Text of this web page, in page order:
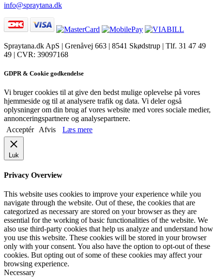
info@spraytana.dk
Spraytana.dk ApS | Grenåvej 663 | 8541 Skødstrup | Tlf. 31 47 49
49 | CVR: 39097168
GDPR & Cookie godkendelse
Vi bruger cookies til at give den bedst mulige oplevelse på vores
hjemmeside og til at analysere trafik og data. Vi deler også
oplysninger om din brug af vores website med vores sociale medier,
annonceringspartnere og analysepartnere.
Acceptér Afvis Læs mere
Luk
Privacy Overview
This website uses cookies to improve your experience while you
navigate through the website. Out of these, the cookies that are
categorized as necessary are stored on your browser as they are
essential for the working of basic functionalities of the website. We
also use third-party cookies that help us analyze and understand how
you use this website. These cookies will be stored in your browser
only with your consent. You also have the option to opt-out of these
cookies. But opting out of some of these cookies may affect your
browsing experience.
Necessary